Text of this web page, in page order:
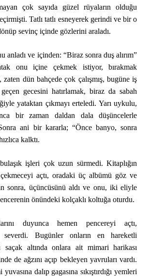
çok sayıda güzel rüyaların olduğu
Tatlı tatlı esneyerek gerindi ve bir o
sevinç içinde gözlerini araladı.
anladı ve içinden: “Biraz sonra duş alırım”
onu içine çekmek istiyor, bırakmak
dün bahçede çok çalışmış, bugüne iş
geçen gecesini hatırlamak, biraz da sabah
yataktan çıkmayı erteledi. Yarı uykulu,
bir zaman daldan dala düşüncelerle
ani bir kararla; “Önce banyo, sonra
kalktı.
işleri çok uzun sürmedi. Kitaplığın
açtı, oradaki üç albümü göz ve
sonra, üçüncüsünü aldı ve onu, iki eliyle
önündeki kolçaklı koltuğa oturdu.
duyunca hemen pencereyi açtı,
severdi. Bugünler onların en hareketli
saçak altında onlara ait mimari harikası
de ağzını açıp bekleyen yavruları vardı.
dalıp gagasına sıkıştırdığı yemleri